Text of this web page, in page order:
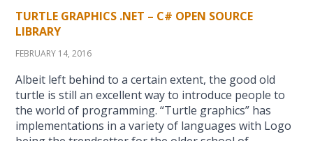
TURTLE GRAPHICS .NET – C# OPEN SOURCE
LIBRARY
FEBRUARY 14, 2016
Albeit left behind to a certain extent, the good old
turtle is still an excellent way to introduce people to
the world of programming. “Turtle graphics” has
implementations in a variety of languages with Logo